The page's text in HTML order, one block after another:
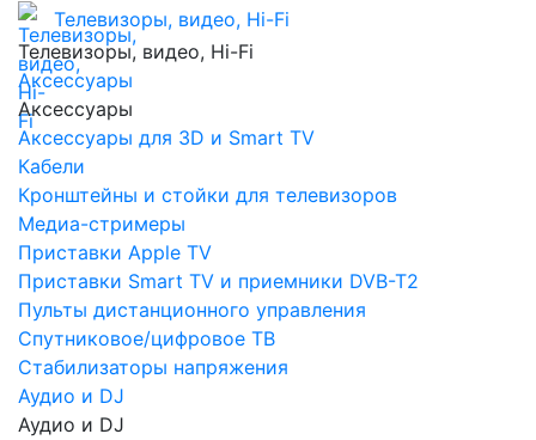
Телевизоры, видео, Hi-Fi
Телевизоры, видео, Hi-Fi
Аксессуары
Аксессуары
Аксессуары для 3D и Smart TV
Кабели
Кронштейны и стойки для телевизоров
Медиа-стримеры
Приставки Apple TV
Приставки Smart TV и приемники DVB-T2
Пульты дистанционного управления
Спутниковое/цифровое ТВ
Стабилизаторы напряжения
Аудио и DJ
Аудио и DJ